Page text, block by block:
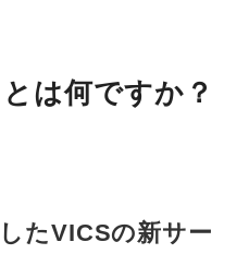
は何ですか？
たVICSの新サー